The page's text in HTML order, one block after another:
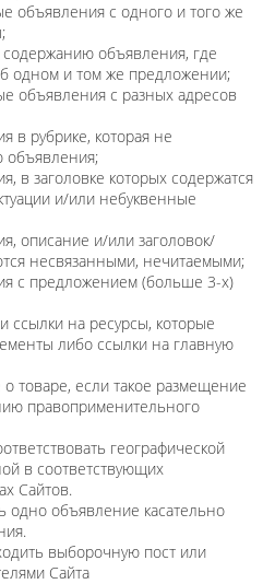
объявления с одного и того же
объявления, где
одном и том же предложении;
объявления с разных адресов
в рубрике, которая не
объявления;
в заголовке которых содержатся
и/или небуквенные
описание и/или заголовок/
несвязанными, нечитаемыми;
с предложением (больше 3-х)
на ресурсы, которые
либо ссылки на главную
если такое размещение
правоприменительного
географической
в соответствующих
Сайтов.
одно объявление касательно
выборочную пост или
Сайта